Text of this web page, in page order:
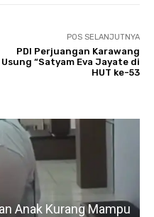
POS SELANJUTNYA
PDI Perjuangan Karawang
Usung “Satyam Eva Jayate di
HUT ke-53
Anak Kurang Mampu